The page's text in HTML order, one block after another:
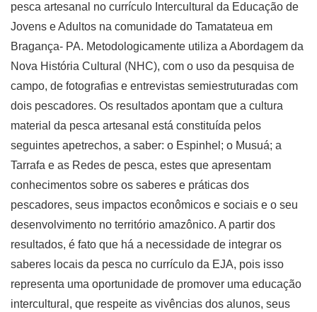
pesca artesanal no currículo Intercultural da Educação de
Jovens e Adultos na comunidade do Tamatateua em
Bragança- PA. Metodologicamente utiliza a Abordagem da
Nova História Cultural (NHC), com o uso da pesquisa de
campo, de fotografias e entrevistas semiestruturadas com
dois pescadores. Os resultados apontam que a cultura
material da pesca artesanal está constituída pelos
seguintes apetrechos, a saber: o Espinhel; o Musuá; a
Tarrafa e as Redes de pesca, estes que apresentam
conhecimentos sobre os saberes e práticas dos
pescadores, seus impactos econômicos e sociais e o seu
desenvolvimento no território amazônico. A partir dos
resultados, é fato que há a necessidade de integrar os
saberes locais da pesca no currículo da EJA, pois isso
representa uma oportunidade de promover uma educação
intercultural, que respeite as vivências dos alunos, seus